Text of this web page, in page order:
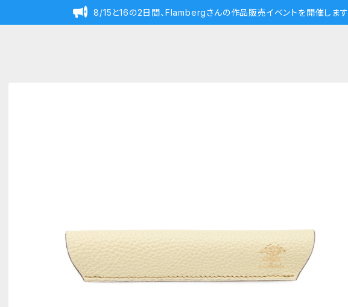
8/15と16の2日間、Flambergさんの作品販売イベントを開催します